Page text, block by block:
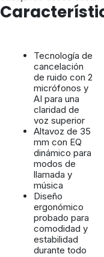
Tecnología de
cancelación
de ruido con 2
micrófonos y
AI para una
claridad de
voz superior
Altavoz de 35
mm con EQ
dinámico para
modos de
llamada y
música
Diseño
ergonómico
probado para
comodidad y
estabilidad
durante todo